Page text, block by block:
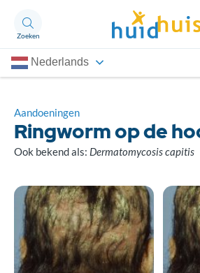
Zoeken
Nederlands
Thema’s
Artikelen
Over Huidhuis
Contact
Doneren
Aandoeningen
Ringworm op de
Ook bekend als: Dermatomycosis capitis